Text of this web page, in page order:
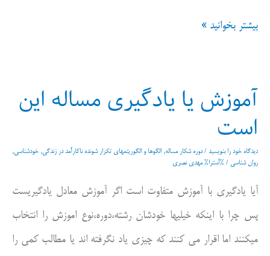
رابطه
برد
و
باخت
بیشتر بخوانید »
آموزش یا یادگیری مساله این
است
دیدگاه‌ خود را بنویسید /دوره شکار مساله, الگوها و الگوریتمهای تکرار شونده ناکارآمد در زندگی, خودشناسی,
روان شناسی / %آسترا% مهدی نصری
آیا یادگیری با آموزش متفاوت است اگر آموزش معادل یادگیریست
پس چرا با اینکه خیلیها خودشان رشته،دوره،نوع اموزش را انتخاب
میکنند اما اقرار می کنند که چیزی یاد نگرفته اند یا مطالب کمی را